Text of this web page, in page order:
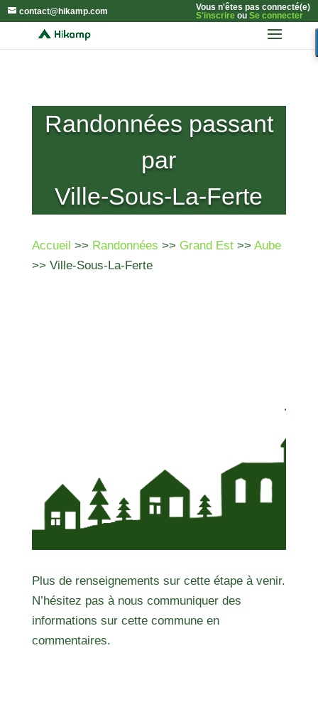
contact@hikamp.com
Vous n'êtes pas connecté(e)
S'inscrireou Se connecter
Randonnées passant
par
Ville-Sous-La-Ferte
Accueil >> Randonnées >> Grand Est>> Aube
>> Ville-Sous-La-Ferte
Plus de renseignements sur cette étape à venir.
N’hésitez pas à nous communiquer des
informations sur cette commune en
commentaires.